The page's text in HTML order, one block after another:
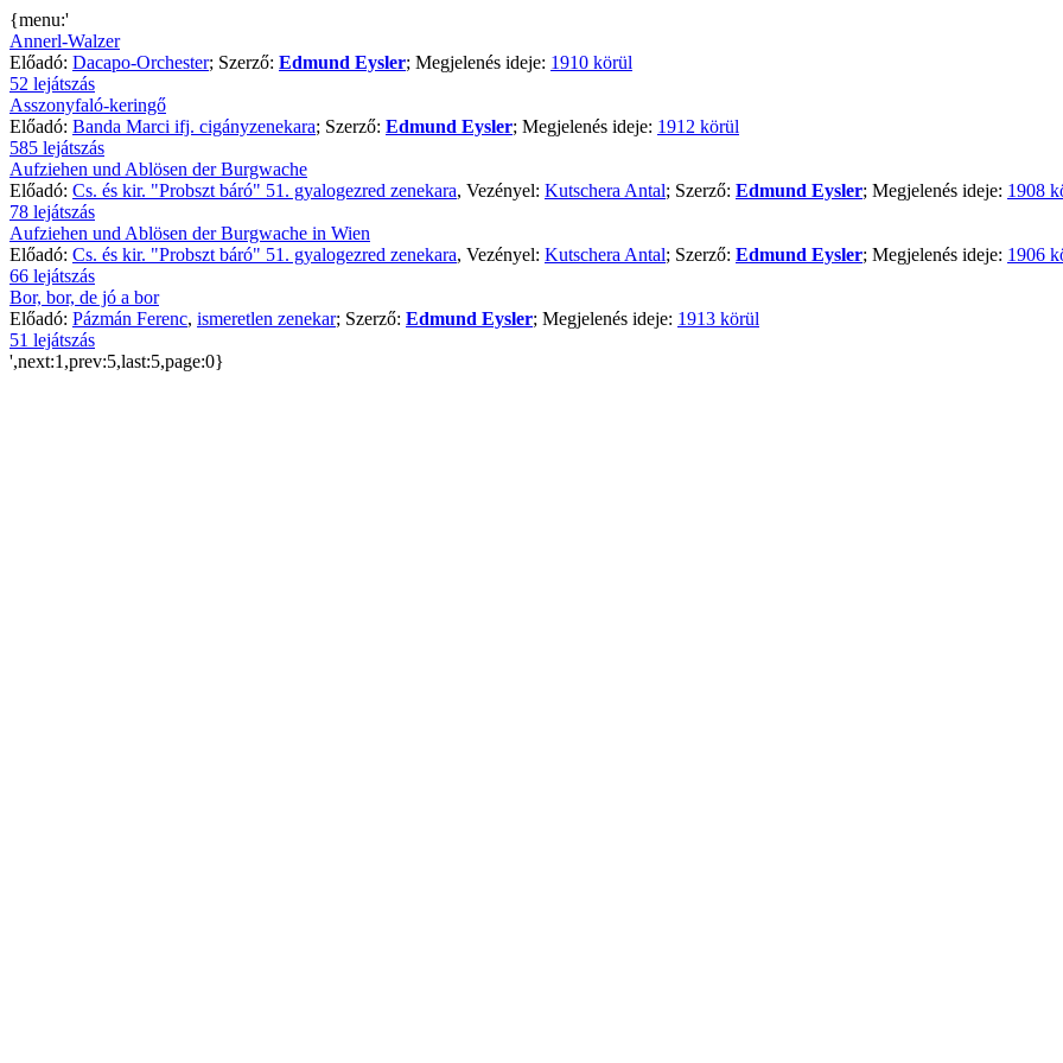
{menu:'
Annerl-Walzer
Előadó: Dacapo-Orchester; Szerző: Edmund Eysler; Megjelenés ideje: 1910 körül
52 lejátszás
Asszonyfaló-keringő
Előadó: Banda Marci ifj. cigányzenekara; Szerző: Edmund Eysler; Megjelenés ideje: 1912 körül
585 lejátszás
Aufziehen und Ablösen der Burgwache
Előadó: Cs. és kir. "Probszt báró" 51. gyalogezred zenekara, Vezényel: Kutschera Antal; Szerző: Edmund Eysler; Megjelenés ideje: 1908
78 lejátszás
Aufziehen und Ablösen der Burgwache in Wien
Előadó: Cs. és kir. "Probszt báró" 51. gyalogezred zenekara, Vezényel: Kutschera Antal; Szerző: Edmund Eysler; Megjelenés ideje: 1906
66 lejátszás
Bor, bor, de jó a bor
Előadó: Pázmán Ferenc, ismeretlen zenekar; Szerző: Edmund Eysler; Megjelenés ideje: 1913 körül
51 lejátszás
',next:1,prev:5,last:5,page:0}